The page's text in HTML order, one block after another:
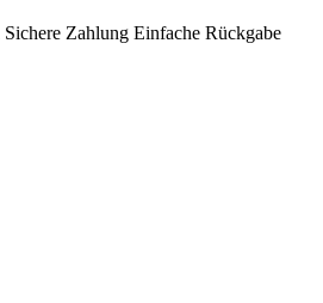
Sichere Zahlung Einfache Rückgabe